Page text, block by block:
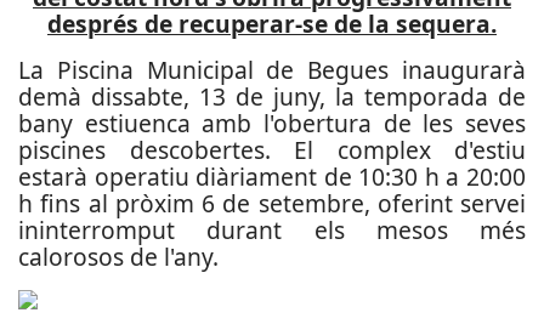
després de recuperar-se de la sequera.
La Piscina Municipal de Begues inaugurarà
demà dissabte, 13 de juny, la temporada de
bany estiuenca amb l'obertura de les seves
piscines descobertes. El complex d'estiu
estarà operatiu diàriament de 10:30 h a 20:00
h fins al pròxim 6 de setembre, oferint servei
ininterromput durant els mesos més
calorosos de l'any.